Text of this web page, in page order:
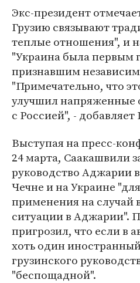
Экс-президент
Грузию связывают
теплые отношения", и
"Украина была первым
признавшим
"Примечательно, что
улучшил
с Россией", -
Выступая на пресс-
24 марта, Саакашвили
руководство Аджарии
Чечне и на Украине
применения на случай
ситуации в Аджарии".
пригрозил, что если в
хоть один
грузинского
"беспощадной".